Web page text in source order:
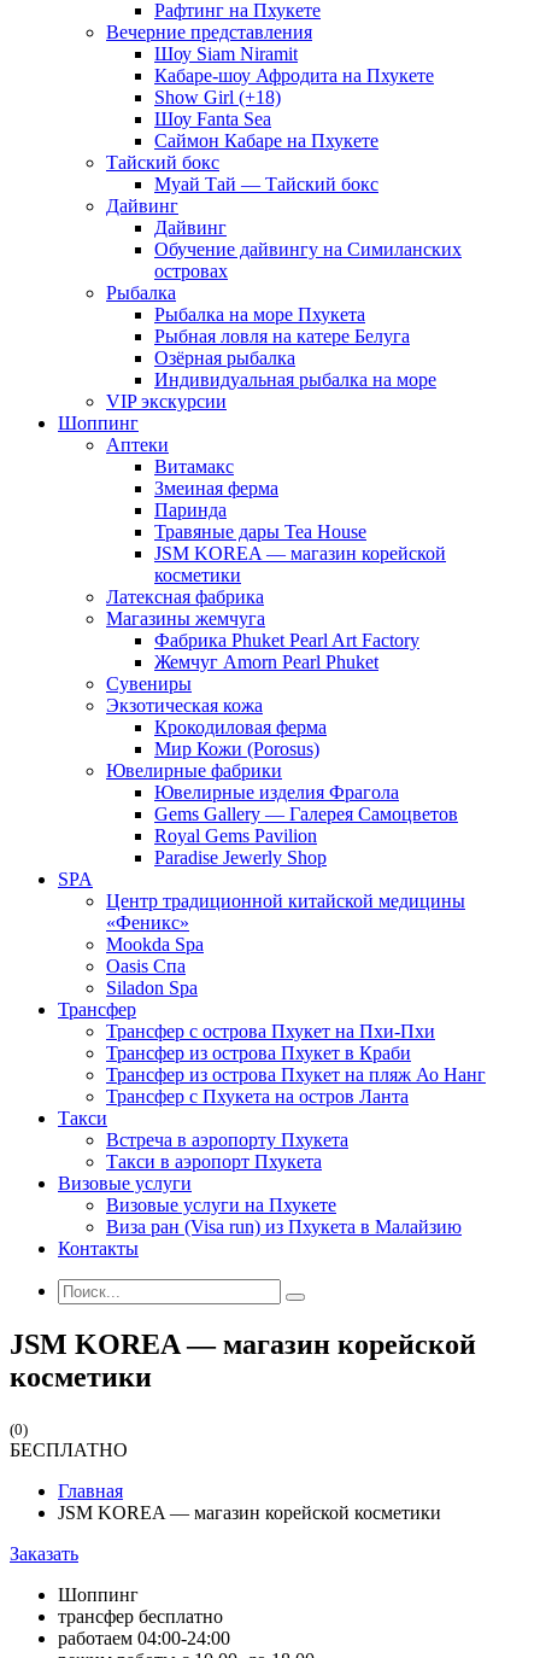
Рафтинг на Пхукете
Вечерние представления
Шоу Siam Niramit
Кабаре-шоу Афродита на Пхукете
Show Girl (+18)
Шоу Fanta Sea
Саймон Кабаре на Пхукете
Тайский бокс
Муай Тай — Тайский бокс
Дайвинг
Дайвинг
Обучение дайвингу на Симиланских
островах
Рыбалка
Рыбалка на море Пхукета
Рыбная ловля на катере Белуга
Озёрная рыбалка
Индивидуальная рыбалка на море
VIP экскурсии
Шоппинг
Аптеки
Витамакс
Змеиная ферма
Паринда
Травяные дары Tea House
JSM KOREA — магазин корейской
косметики
Латексная фабрика
Магазины жемчуга
Фабрика Phuket Pearl Art Factory
Жемчуг Amorn Pearl Phuket
Сувениры
Экзотическая кожа
Крокодиловая ферма
Мир Кожи (Porosus)
Ювелирные фабрики
Ювелирные изделия Фрагола
Gems Gallery — Галерея Самоцветов
Royal Gems Pavilion
Paradise Jewerly Shop
SPA
Центр традиционной китайской медицины
«Феникс»
Mookda Spa
Oasis Спа
Siladon Spa
Трансфер
Трансфер с острова Пхукет на Пхи-Пхи
Трансфер из острова Пхукет в Краби
Трансфер из острова Пхукет на пляж Ао Нанг
Трансфер с Пхукета на остров Ланта
Такси
Встреча в аэропорту Пхукета
Такси в аэропорт Пхукета
Визовые услуги
Визовые услуги на Пхукете
Виза ран (Visa run) из Пхукета в Малайзию
Контакты
JSM KOREA — магазин корейской
косметики
(0)
БЕСПЛАТНО
Главная
JSM KOREA — магазин корейской косметики
Заказать
Шоппинг
трансфер бесплатно
работаем 04:00-24:00